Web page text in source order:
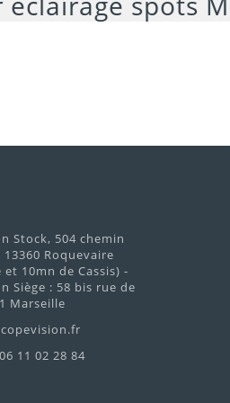
Stock, 504 chemin
Roquevaire
10mn de Cassis) -
Siège : 58 bis rue de
Marseille
11 02 28 84